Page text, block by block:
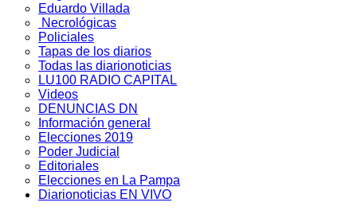
Eduardo Villada
Necrológicas
Policiales
Tapas de los diarios
Todas las diarionoticias
LU100 RADIO CAPITAL
Videos
DENUNCIAS DN
Información general
Elecciones 2019
Poder Judicial
Editoriales
Elecciones en La Pampa
Diarionoticias EN VIVO